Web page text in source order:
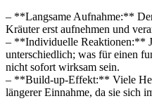
– **Langsame Aufnahme:**
Kräuter erst​ aufnehmen und
– **Individuelle Reaktionen:**​
unterschiedlich; was⁣ für‍ einen​
nicht ⁣sofort wirksam sein.
– **Build-up-Effekt:** ‍Viele⁣
längerer ⁣Einnahme, da⁤ sie sich